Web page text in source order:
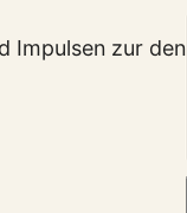
Impulsen zur den